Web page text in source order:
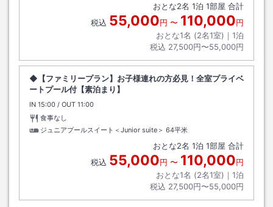
おとな2名 1泊 1部屋 合計
税込 55,000円 〜 110,000円
おとな1名 (2名1室)｜ 1泊
税込 27,500円〜55,000円
◆【ファミリープラン】お子様連れの方必見！全室プライベ
ートプール付【素泊まり】
IN チェックイン
15:00 / OUT チェックアウト
11:00
食事なし
ジュニアプールスイート＜Junior suite＞ 64平米
おとな2名 1泊 1部屋 合計
税込 55,000円 〜 110,000円
おとな1名 (2名1室)｜ 1泊
税込 27,500円〜55,000円